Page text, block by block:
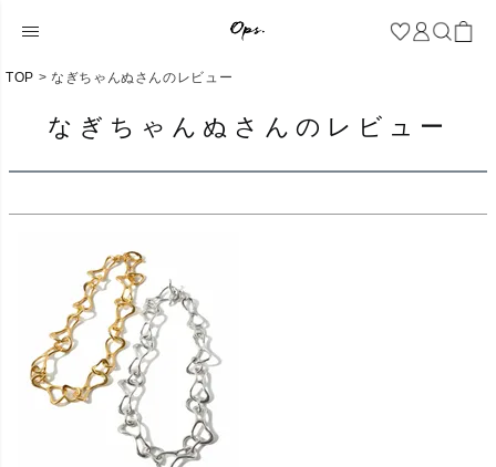
TOP なぎちゃんぬさんのレビュー
なぎちゃんぬさんのレビュー